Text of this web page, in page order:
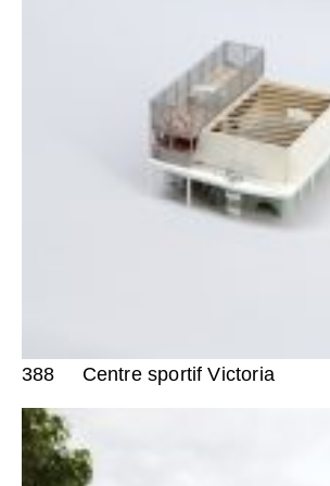
388 Centre sportif Victoria